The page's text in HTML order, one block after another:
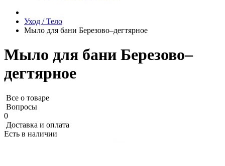
Уход / Тело
Мыло для бани Березово–дегтярное
Мыло для бани Березово–
дегтярное
Все о товаре
Вопросы
0
Доставка и оплата
Есть в наличии